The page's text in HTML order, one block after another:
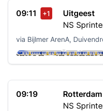
09:11 +1
Uitgeest
NS
via Bijlmer ArenA,
09:19
NS